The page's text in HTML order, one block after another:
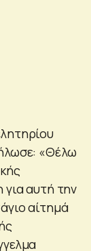
«Θέλω
για αυτή την
αίτημά